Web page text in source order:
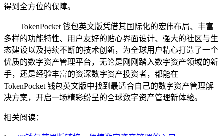
得到全方位的保障。
TokenPocket 钱包英文版凭借其国际化的宏伟布局、丰富
多样的功能特性、用户友好的贴心界面设计、强大的社区与生
态建设以及持续不断的技术创新，为全球用户精心打造了一个
优质的数字资产管理平台，无论是刚刚踏入数字资产领域的新
手，还是经验丰富的资深数字资产投资者，都能在
TokenPocket 钱包英文版中找到最适合自己的数字资产管理解
决方案，开启一场精彩纷呈的全球数字资产管理新体验。
相关阅读：